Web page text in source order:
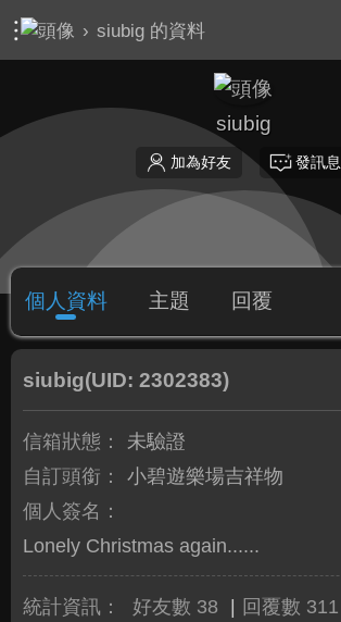
› siubig 的資料
siubig
加為好友 發訊息
個人資料 主題 回覆
siubig(UID: 2302383)
信箱狀態：
未驗證
自訂頭銜：
小碧遊樂場吉祥物
個人簽名：
Lonely Christmas again......
統計資訊： 好友數 38 回覆數 311